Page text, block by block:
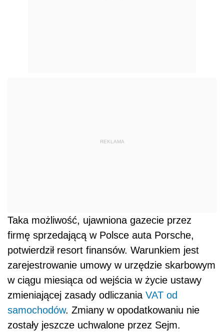
REKLAMA
Taka możliwość, ujawniona gazecie przez
firmę sprzedającą w Polsce auta Porsche,
potwierdził resort finansów. Warunkiem jest
zarejestrowanie umowy w urzędzie skarbowym
w ciągu miesiąca od wejścia w życie ustawy
zmieniającej zasady odliczania VAT od
samochodów. Zmiany w opodatkowaniu nie
zostały jeszcze uchwalone przez Sejm.